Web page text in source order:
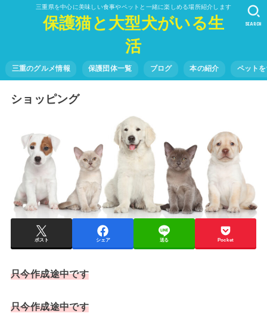
三重県を中心に美味しい食事やペットと一緒に楽しめる場所紹介します
保護猫と大型犬がいる生
活
三重のグルメ情報 保護団体一覧 ブログ 本の紹介 ペット
SEARCH
ショッピング
ポスト シェア 送る Pocket
只今作成途中です
只今作成途中です